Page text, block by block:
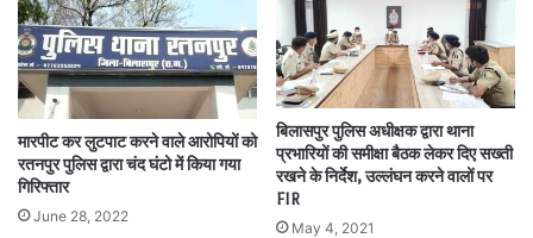
मारपीट कर लुटपाट करने वाले आरोपियों को
रतनपुर पुलिस द्वारा चंद घंटो में किया गया
गिरिफ्तार
June 28, 2022
बिलासपुर पुलिस अधीक्षक द्वारा थाना
प्रभारियों की समीक्षा बैठक लेकर दिए सख्ती
रखने के निर्देश, उल्लंघन करने वालों पर
FIR
May 4, 2021